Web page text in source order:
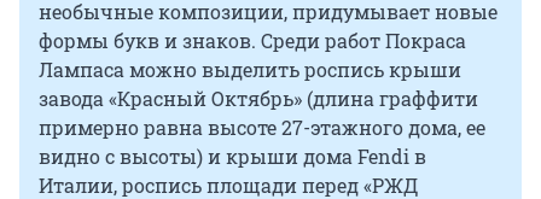
необычные композиции, придумывает новые
формы букв и знаков. Среди работ Покраса
Лампаса можно выделить роспись крыши
завода «Красный Октябрь» (длина граффити
примерно равна высоте 27-этажного дома, ее
видно с высоты) и крыши дома Fendi в
Италии, роспись площади перед «РЖД